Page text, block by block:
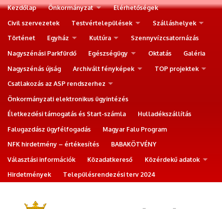
Kezdőlap Önkormányzat
Elérhetőségek
Civil szervezetek
Testvértelepülések
Szálláshelyek
Történet
Egyház Kultúra
Szennyvízcsatornázás
Nagyszénási Parkfürdő
Egészségügy Oktatás
Galéria
Nagyszénás újság
Archivált fényképek
TOP projektek
Csatlakozás az ASP rendszerhez
Önkormányzati elektronikus ügyintézés
Életkezdési támogatás és Start-számla
Hulladékszállítás
Falugazdász ügyfélfogadás
Magyar Falu Program
NFK hirdetmény – értékesítés
BABAKÖTVÉNY
Választási információk
Közadatkereső
Közérdekű adatok
Hirdetmények
Településrendezési terv 2024